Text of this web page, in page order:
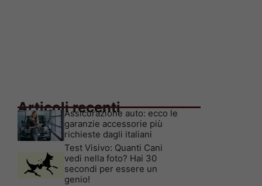
Articoli recenti
Assicurazione auto: ecco le
garanzie accessorie più
richieste dagli italiani
Test Visivo: Quanti Cani
vedi nella foto? Hai 30
secondi per essere un
genio!